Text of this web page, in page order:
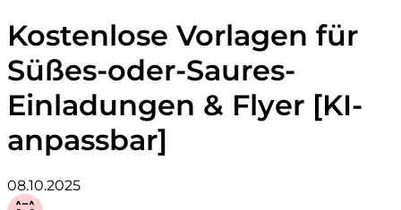
Kostenlose Vorlagen für
Süßes-oder-Saures-
Einladungen & Flyer [KI-
anpassbar]
08.10.2025